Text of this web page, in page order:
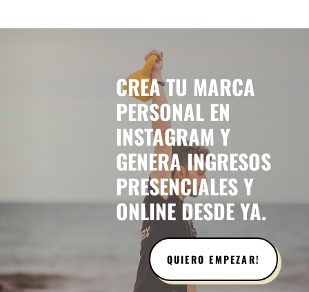
CREA TU MARCA
PERSONAL EN
INSTAGRAM Y
GENERA INGRESOS
PRESENCIALES Y
ONLINE DESDE YA.
QUIERO EMPEZAR!